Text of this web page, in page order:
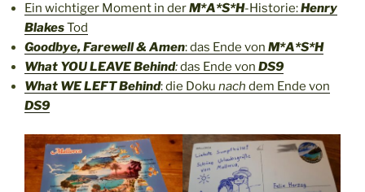
Ein wichtiger Moment in derM*A*S*H-Historie:Henry
BlakesTod
Goodbye, Farewell & Amen: das Ende von M*A*S*H
What YOU LEAVE Behind:das Ende von DS9
What WE LEFT Behind: die Doku nach dem Ende von
DS9